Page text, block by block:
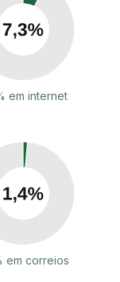
em internet
em correios